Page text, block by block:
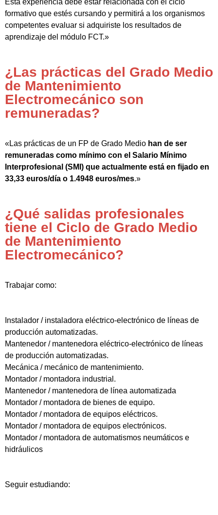
Esta experiencia debe estar relacionada con el ciclo
formativo que estés cursando y permitirá a los organismos
competentes evaluar si adquiriste los resultados de
aprendizaje del módulo FCT.»
¿Las prácticas del Grado Medio
de Mantenimiento
Electromecánico son
remuneradas?
«Las prácticas de un FP de Grado Medio han de ser
remuneradas como mínimo con el Salario Mínimo
Interprofesional (SMI) que actualmente está en fijado en
33,33 euros/día o 1.4948 euros/mes.»
¿Qué salidas profesionales
tiene el Ciclo de Grado Medio
de Mantenimiento
Electromecánico?
Trabajar como:
Instalador / instaladora eléctrico-electrónico de líneas de
producción automatizadas.
Mantenedor / mantenedora eléctrico-electrónico de líneas
de producción automatizadas.
Mecánica / mecánico de mantenimiento.
Montador / montadora industrial.
Mantenedor / mantenedora de línea automatizada
Montador / montadora de bienes de equipo.
Montador / montadora de equipos eléctricos.
Montador / montadora de equipos electrónicos.
Montador / montadora de automatismos neumáticos e
hidráulicos
Seguir estudiando: